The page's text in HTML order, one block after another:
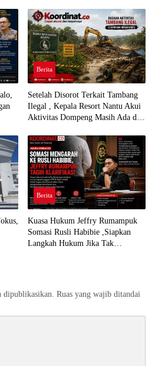
Berita
Setelah Disorot Terkait Tambang
Ilegal , Kepala Resort Nantu Akui
Aktivitas Dompeng Masih Ada di
Berita
Kuasa Hukum Jeffry Rumampuk
Somasi Rusli Habibie ,Siapkan
Langkah Hukum Jika Tak
dipublikasikan. Ruas yang wajib ditandai